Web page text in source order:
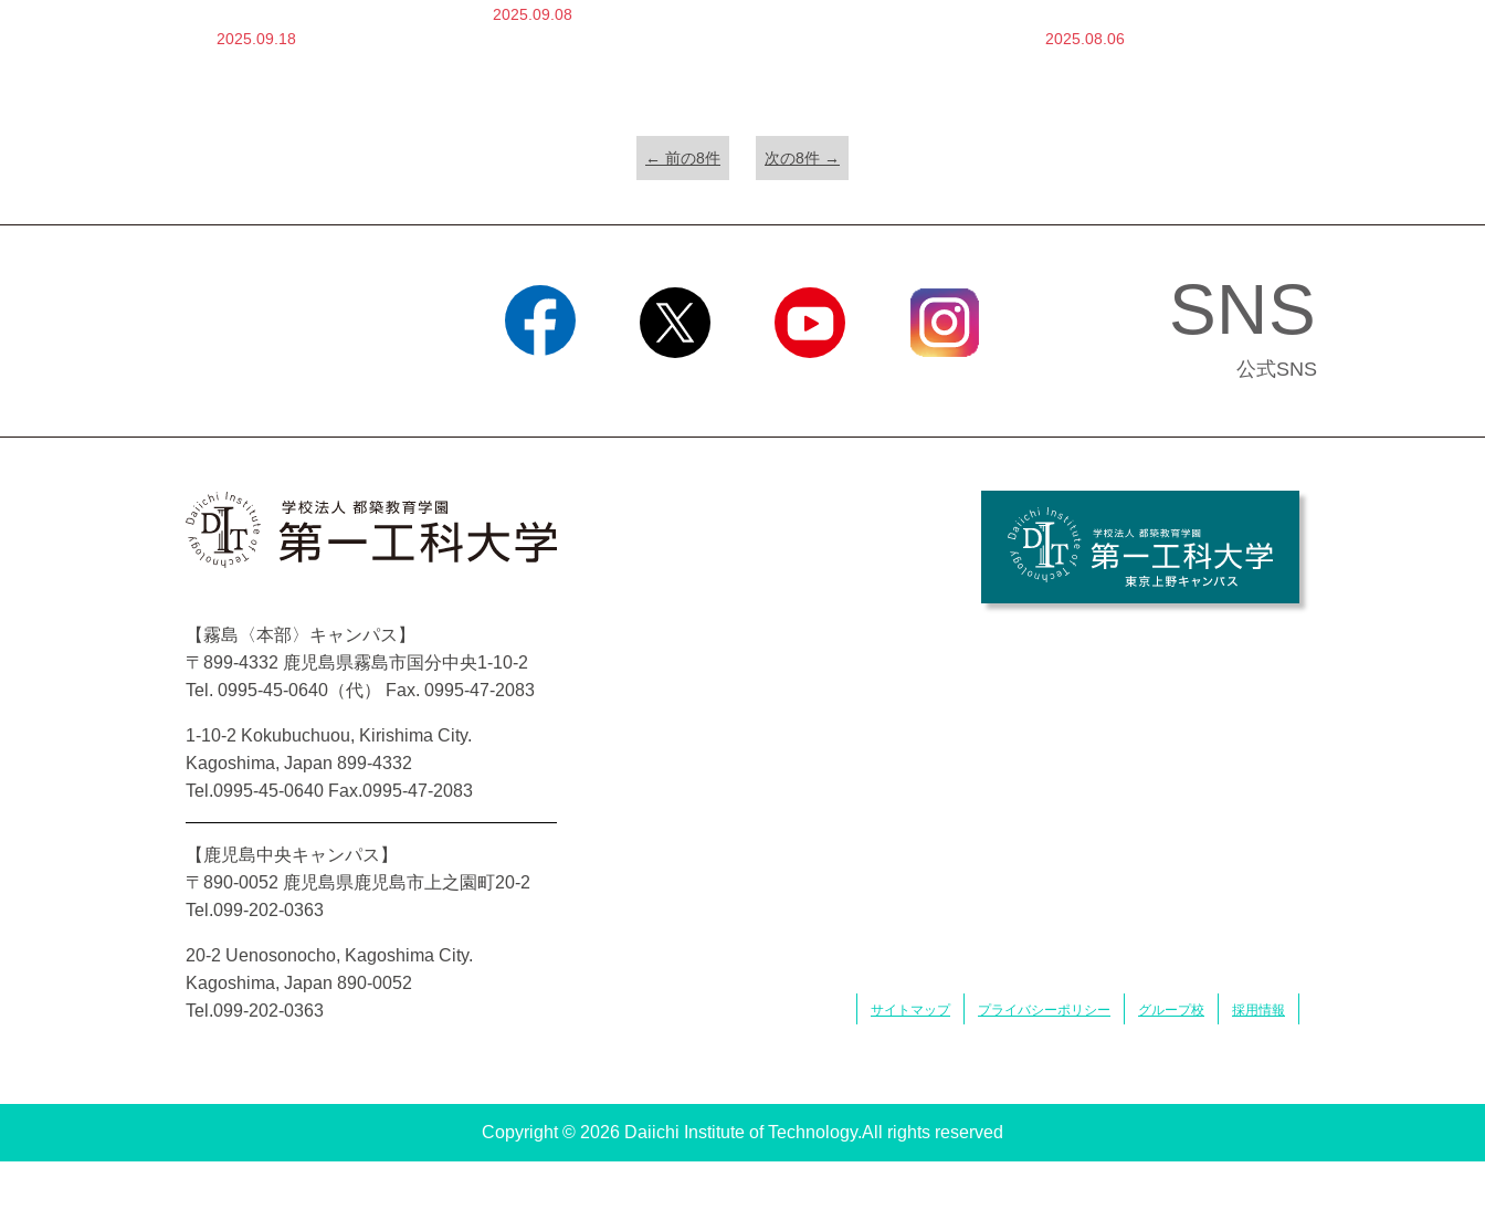
2025.09.18
2025.09.08
2025.08.06
← 前の8件 次の8件 →
SNS
公式SNS
【霧島〈本部〉キャンパス】
〒899-4332 鹿児島県霧島市国分中央1-10-2
Tel. 0995-45-0640（代）
Fax. 0995-47-2083
1-10-2 Kokubuchuou, Kirishima City.
Kagoshima, Japan 899-4332
Tel.0995-45-0640 Fax.0995-47-2083
【鹿児島中央キャンパス】
〒890-0052 鹿児島県鹿児島市上之園町20-2
Tel.099-202-0363
20-2 Uenosonocho, Kagoshima City.
Kagoshima, Japan 890-0052
Tel.099-202-0363
サイトマップ プライバシーポリシー グループ校 採用情報
Copyright © 2026 Daiichi Institute of Technology.All rights reserved